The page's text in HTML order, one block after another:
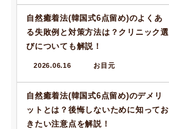
自然癒着法(韓国式6点留め)のよくあ
る失敗例と対策方法は？クリニック選
びについても解説！
2026.06.16 お目元
自然癒着法(韓国式6点留め)のデメリ
ットとは？後悔しないために知ってお
きたい注意点を解説！